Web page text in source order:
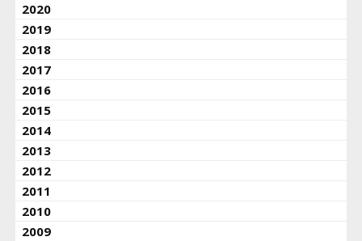
2020
2019
2018
2017
2016
2015
2014
2013
2012
2011
2010
2009